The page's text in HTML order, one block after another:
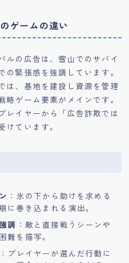
ゲームの違い
ルの広告は、雪山でのサバイ
の緊張感を強調しています。
は、基地を建設し資源を管理
略ゲーム要素がメインです。
レイヤーから「広告詐欺では
けています。
：氷の下から助けを求める
に巻き込まれる演出。
調 ：敵と直接戦うシーンや
難を描写。
：プレイヤーが選んだ行動に